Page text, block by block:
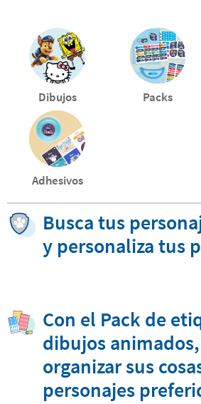
Dibujos Packs
Adhesivos
Busca tus
y personaliza tus
Con el Pack de
dibujos
organizar sus
personajes